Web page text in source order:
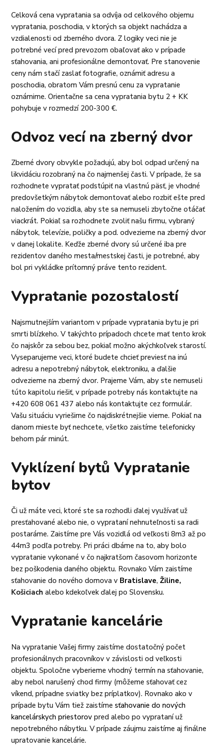
Celková cena vypratania sa odvíja od celkového objemu
vypratania, poschodia, v ktorých sa objekt nachádza a
vzdialenosti od zberného dvora. Z logiky veci nie je
potrebné vecí pred prevozom obaľovať ako v prípade
sťahovania, ani profesionálne demontovať. Pre stanovenie
ceny nám stačí zaslať fotografie, oznámiť adresu a
poschodia, obratom Vám presnú cenu za vypratanie
oznámime. Orientačne sa cena vypratania bytu 2 + KK
pohybuje v rozmedzí 200-300 €.
Odvoz vecí na zberný dvor
Zberné dvory obvykle požadujú, aby bol odpad určený na
likvidáciu rozobraný na čo najmenšej časti. V prípade, že sa
rozhodnete vypratať podstúpiť na vlastnú päsť, je vhodné
predovšetkým nábytok demontovať alebo rozbiť ešte pred
naložením do vozidla, aby ste sa nemuseli zbytočne otáčať
viackrát. Pokiaľ sa rozhodnete zvoliť našu firmu, vybraný
nábytok, televízie, poličky a pod. odvezieme na zberný dvor
v danej lokalite. Keďže zberné dvory sú určené iba pre
rezidentov daného mesta/mestskej časti, je potrebné, aby
bol pri vykládke prítomný práve tento rezident.
Vypratanie pozostalostí
Najsmutnejším variantom v prípade vypratania bytu je pri
smrti blízkeho. V takýchto prípadoch chcete mať tento krok
čo najskôr za sebou bez, pokiaľ možno akýchkoľvek starostí.
Vyseparujeme veci, ktoré budete chcieť previesť na inú
adresu a nepotrebný nábytok, elektroniku, a ďalšie
odvezieme na zberný dvor. Prajeme Vám, aby ste nemuseli
túto kapitolu riešiť, v prípade potreby nás kontaktujte na
+420 608 061 437 alebo nás kontaktujte cez formulár.
Vašu situáciu vyriešime čo najdiskrétnejšie vieme. Pokiaľ na
danom mieste byť nechcete, všetko zaistíme telefonicky
behom pár minút.
Vyklízení bytů Vypratanie
bytov
Či už máte veci, ktoré ste sa rozhodli ďalej využívať už
presťahované alebo nie, o vyprataní nehnuteľnosti sa radi
postaráme. Zaistíme pre Vás vozidlá od veľkosti 8m3 až po
44m3 podľa potreby. Pri práci dbáme na to, aby bolo
vypratanie vykonané v čo najkratšom časovom horizonte
bez poškodenia daného objektu. Rovnako Vám zaistíme
sťahovanie do nového domova v Bratislave, Žiline,
Košiciach alebo kdekoľvek ďalej po Slovensku.
Vypratanie kancelárie
Na vypratanie Vašej firmy zaistíme dostatočný počet
profesionálnych pracovníkov v závislosti od veľkosti
objektu. Spoločne vyberieme vhodný termín na sťahovanie,
aby nebol narušený chod firmy (môžeme sťahovať cez
víkend, prípadne sviatky bez príplatkov). Rovnako ako v
prípade bytu Vám tiež zaistíme sťahovanie do nových
kancelárskych priestorovpred alebo po vyprataní už
nepotrebného nábytku. V prípade záujmu zaistíme aj finálne
upratovanie kancelárie.